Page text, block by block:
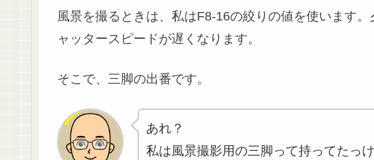
風景を撮るときは、私はF8-16の絞りの値を使います
ャッタースピードが遅くなります。
そこで、三脚の出番です。
あれ？
私は風景撮影用の三脚って持ってたっけ